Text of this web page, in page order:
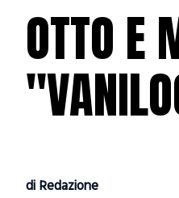
OTTO E
di Redazione